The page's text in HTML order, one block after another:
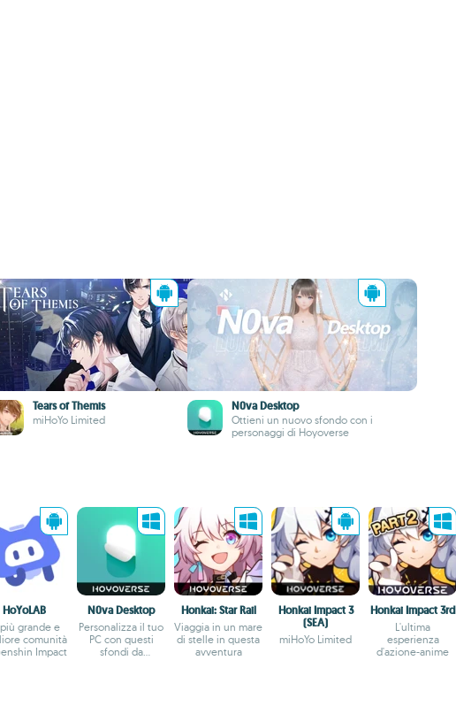
Tears of Themis
miHoYo Limited
N0va Desktop
Ottieni un nuovo sfondo con i
personaggi di Hoyoverse
HoYoLAB
più grande e
comunità
Impact
N0va Desktop
Personalizza il tuo
PC con questi
sfondi da
Honkai: Star Rail
Viaggia in un mare
di stelle in questa
avventura
Honkai Impact 3
(SEA)
miHoYo Limited
Honkai Impact 3rd
L'ultima
esperienza
d'azione-anime